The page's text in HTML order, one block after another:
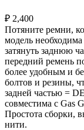
₽ 2,400
Потяните ремни,
модель
затянуть заднюю
передний ремень
более удобным и
болтов и резины,
задней частью =
совместима с Gas
Простота сборки,
нити.